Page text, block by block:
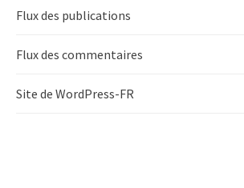
Flux des publications
Flux des commentaires
Site de WordPress-FR